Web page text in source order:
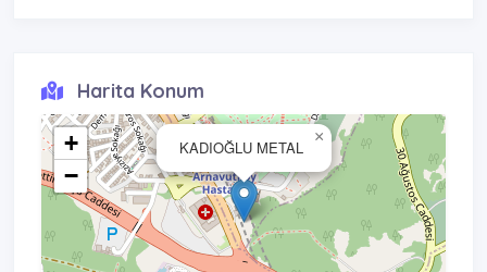
Harita Konum
KADIOĞLU METAL
×
+
−